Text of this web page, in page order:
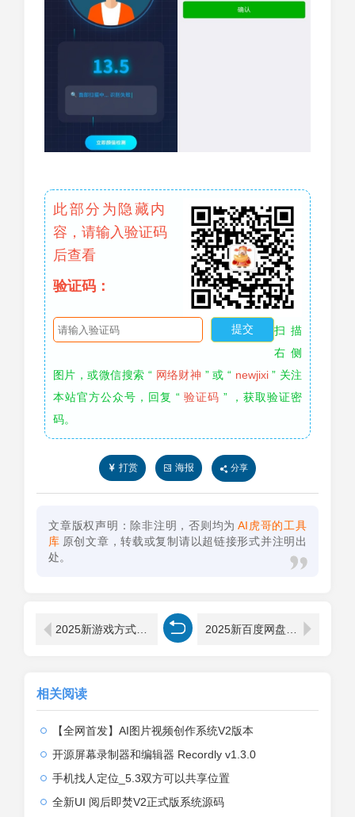
此部分为隐藏内
容，请输入验证码
后查看
验证码：
扫描
右侧
图片，或微信搜索 “ 网络财神 ” 或 “ newjixi” 关注
本站官方公众号，回复 “ 验证码 ” ，获取验证密
码。
打赏 海报 分享
文章版权声明：除非注明，否则均为 AI虎哥的工具
库 原创文章，转载或复制请以超链接形式并注明出
处。
2025新游戏方式【我的放置仙途】修仙文字网页小游戏Win服务端源码 2025新百度网盘不限速下载神器
相关阅读
【全网首发】AI图片视频创作系统V2版本
开源屏幕录制器和编辑器 Recordly v1.3.0
手机找人定位_5.3双方可以共享位置
全新UI 阅后即焚V2正式版系统源码